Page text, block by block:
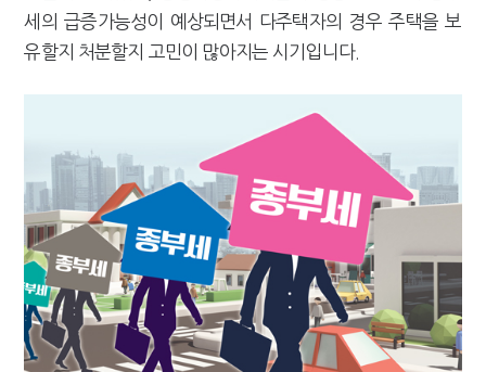
세의 급증가능성이 예상되면서 다주택자의 경우 주택을 보
유할지 처분할지 고민이 많아지는 시기입니다.